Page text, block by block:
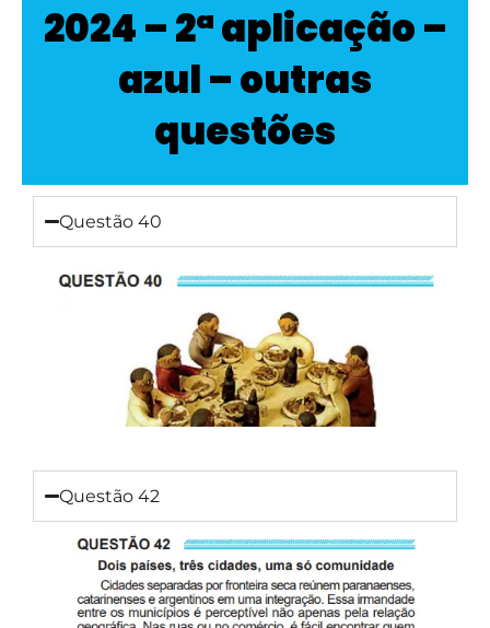
2024 – 2ª aplicação –
azul – outras
questões
Questão 40
Questão 42